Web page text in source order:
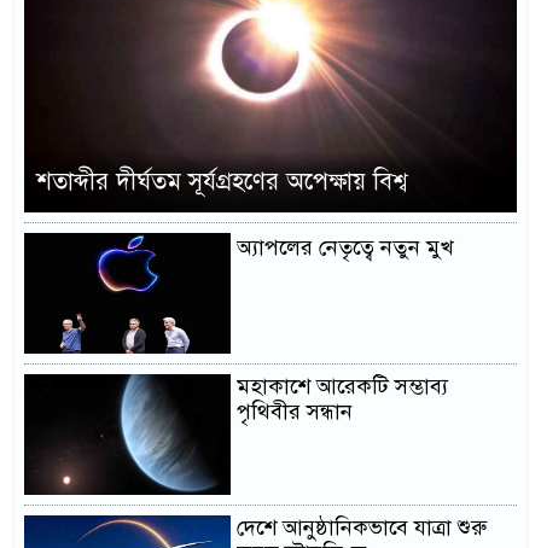
শতাব্দীর দীর্ঘতম সূর্যগ্রহণের অপেক্ষায় বিশ্ব
অ্যাপলের নেতৃত্বে নতুন মুখ
মহাকাশে আরেকটি সম্ভাব্য
পৃথিবীর সন্ধান
দেশে আনুষ্ঠানিকভাবে যাত্রা শুরু